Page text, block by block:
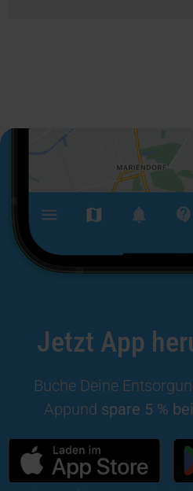
Jetzt App
Buche Deine
Appund spare 5 %